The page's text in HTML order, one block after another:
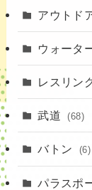
(37)
アウトド
ウォータ
(7)
(15)
レスリン
武道 (68)
(23)
バトン (6)
パラスポ